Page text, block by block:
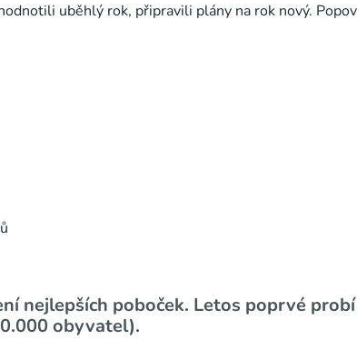
uběhlý rok, připravili plány na rok nový.
nejlepších poboček. Letos poprvé
obyvatel).